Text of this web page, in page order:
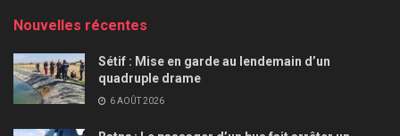
Nouvelles récentes
Sétif : Mise en garde au lendemain d’un
quadruple drame
6 AOÛT 2026